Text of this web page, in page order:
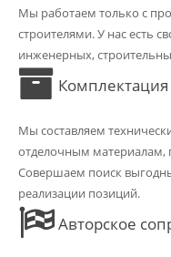
Мы работаем только с
строителями. У нас есть
инженерных,
Комплектация
Мы составляем
отделочным материалам,
Совершаем поиск
реализации позиций.
Авторское